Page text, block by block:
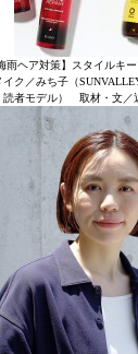
雨ヘア対策】スタイルキ
ク／みち子（
読者モデル） 取材・文／